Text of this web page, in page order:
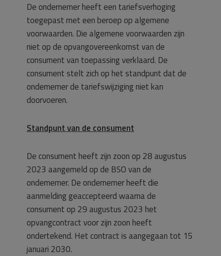
De ondernemer heeft een tariefsverhoging
toegepast met een beroep op algemene
voorwaarden. Die algemene voorwaarden zijn
niet op de opvangovereenkomst van de
consument van toepassing verklaard. De
consument stelt zich op het standpunt dat de
ondernemer de tariefswijziging niet kan
doorvoeren.
Standpunt van de consument
De consument heeft zijn zoon op 28 augustus
2023 aangemeld op de BSO van de
ondernemer. De ondernemer heeft die
aanmelding geaccepteerd waarna de
consument op 29 augustus 2023 het
opvangcontract voor zijn zoon heeft
ondertekend. Het contract is aangegaan tot 15
januari 2030.